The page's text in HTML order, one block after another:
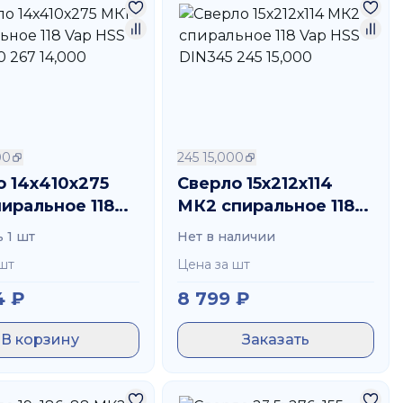
отверстия.
значительные усилия;
затраты на замену;
делает их незаменимыми в
убедившись, что оно плотно прилегает к нему.
чтобы не повредить элементы. Выберите
металла, чтобы уменьшить трение и износ.
14х410х275
118
DIN1870 267
1 шт
₽
В корзину
245 15,000
Сверло 15х212х114
МК2 спиральное 118
Vap HSS DIN345 245
Нет в наличии
Цена за шт
8 799 ₽
Заказать